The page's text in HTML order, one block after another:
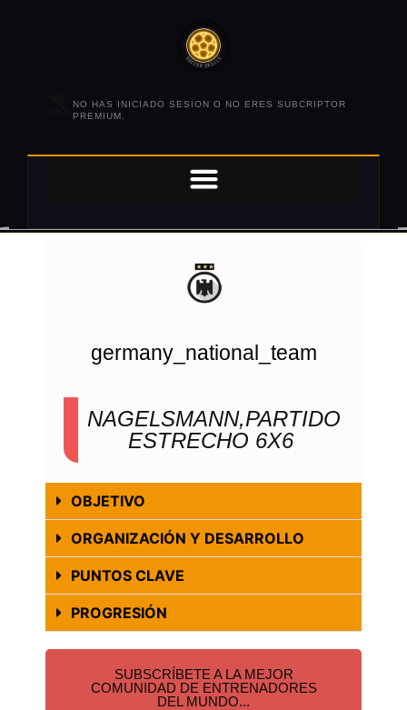
NO HAS INICIADO SESION O NO ERES SUBCRIPTOR
PREMIUM.
germany_national_team
NAGELSMANN,PARTIDO
ESTRECHO 6X6
OBJETIVO
ORGANIZACIÓN Y DESARROLLO
PUNTOS CLAVE
PROGRESIÓN
SUBSCRÍBETE A LA MEJOR
COMUNIDAD DE ENTRENADORES
DEL MUNDO...